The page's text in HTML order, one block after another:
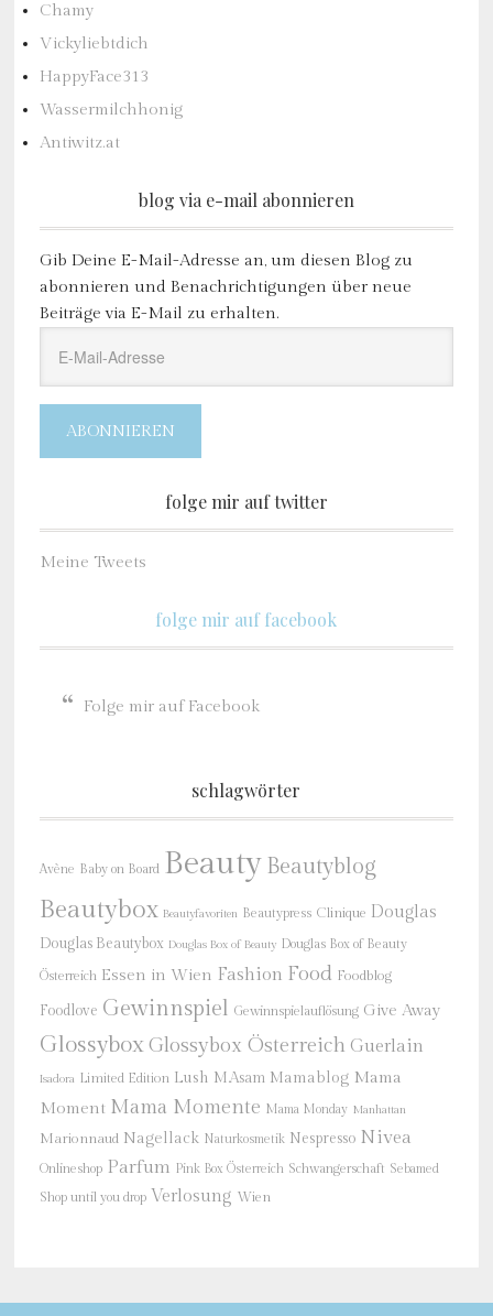
Chamy
Vickyliebtdich
HappyFace313
Wassermilchhonig
Antiwitz.at
blog via e-mail abonnieren
Gib Deine E-Mail-Adresse an, um diesen Blog zu
abonnieren und Benachrichtigungen über neue
Beiträge via E-Mail zu erhalten.
Mail-
Adresse
ABONNIEREN
folge mir auf twitter
Meine Tweets
folge mir auf facebook
Folge mir auf Facebook
schlagwörter
Avène Baby on Board Beauty Beautyblog
Beautybox Beautyfavoriten Beautypress Clinique Douglas
Douglas Beautybox Douglas Box of Beauty Douglas Box of Beauty
Österreich Essen in Wien Fashion Food Foodblog
Foodlove Gewinnspiel Gewinnspielauflösung Give Away
GlossyboxGlossybox Österreich Guerlain
Isadora Limited Edition Lush M.Asam Mamablog Mama
Moment Mama Momente Mama Monday Manhattan
Marionnaud Nagellack Naturkosmetik Nespresso Nivea
Onlineshop Parfum Pink Box Österreich Schwangerschaft Sebamed
Shop until you drop Verlosung Wien